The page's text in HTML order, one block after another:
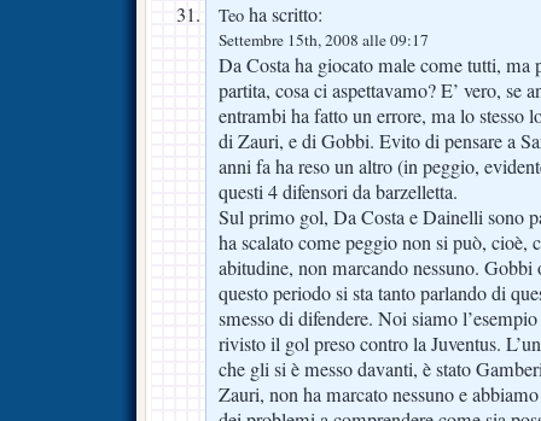
Teo ha scritto:
Settembre 15th, 2008 alle 09:17
Da Costa ha giocato male come tutti, ma
partita, cosa ci aspettavamo? E’ vero, se
entrambi ha fatto un errore, ma lo stesso
di Zauri, e di Gobbi. Evito di pensare a
anni fa ha reso un altro (in peggio,
questi 4 difensori da barzelletta.
Sul primo gol, Da Costa e Dainelli sono
ha scalato come peggio non si può, cioè,
abitudine, non marcando nessuno. Gobbi
questo periodo si sta tanto parlando di
smesso di difendere. Noi siamo
rivisto il gol preso contro la Juventus.
che gli si è messo davanti, è stato
Zauri, non ha marcato nessuno e